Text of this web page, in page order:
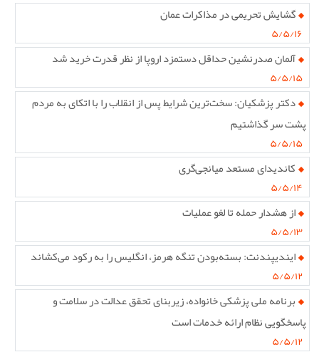
گشایش تحریمی در مذاکرات عمان
۵/۵/۱۶
آلمان صدرنشین حداقل دستمزد اروپا از نظر قدرت خرید شد
۵/۵/۱۵
دکتر پزشکیان: سخت‌ترین شرایط پس از انقلاب را با اتکای به مردم
پشت سر گذاشتیم
۵/۵/۱۵
کاندیدای مستعد میانجی‌گری
۵/۵/۱۴
از هشدار حمله تا لغو عملیات
۵/۵/۱۳
ایندیپندنت: بسته‌بودن تنگه هرمز، انگلیس را به رکود می‌کشاند
۵/۵/۱۲
برنامه ملی پزشکی خانواده، زیربنای تحقق عدالت در سلامت و
پاسخگویی نظام ارائه خدمات است
۵/۵/۱۲